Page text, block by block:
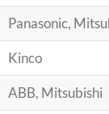
Panasonic,
Kinco
ABB, Mitsubishi